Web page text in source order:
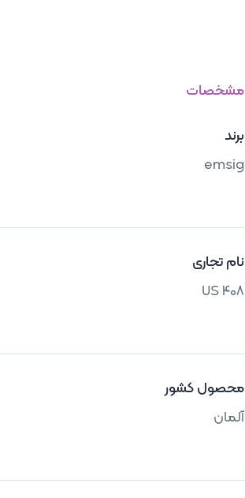
مشخصات
برند
emsig
نام تجاری
US 408
محصول کشور
آلمان